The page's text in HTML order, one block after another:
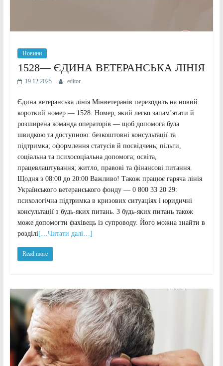
Новини
1528— ЄДИНА ВЕТЕРАНСЬКА ЛІНІЯ
19.12.2025 editor
Єдина ветеранська лінія Мінветеранів переходить на новий
короткий номер — 1528. Номер, який легко запам’ятати й
розширена команда операторів — щоб допомога була
швидкою та доступною: безкоштовні консультації та
підтримка; оформлення статусів й посвідчень; пільги,
соціальна та психосоціальна допомога; освіта,
працевлаштування; житло, правові та фінансові питання.
Щодня з 08:00 до 20:00 Важливо! Також працює гаряча лінія
Українського ветеранського фонду — 0 800 33 20 29:
психологічна підтримка в кризових ситуаціях і юридичні
консультації з будь-яких питань. З будь-яких питань також
може допомогти фахівець із супроводу. Його можна знайти в
розділі[…Читати далі…]
Read more